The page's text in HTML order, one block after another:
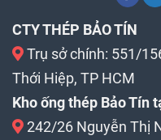
CTY THÉP BẢO TÍN
Trụ sở chính: 551/
Thới Hiệp, TP HCM
Kho ống thép Bảo Tín
242/26 Nguyễn Thị